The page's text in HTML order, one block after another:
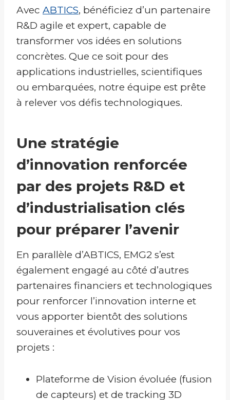
Avec ABTICS, bénéficiez d’un partenaire
R&D agile et expert, capable de
transformer vos idées en solutions
concrètes. Que ce soit pour des
applications industrielles, scientifiques
ou embarquées, notre équipe est prête
à relever vos défis technologiques.
Une stratégie
d’innovation renforcée
par des projets R&D et
d’industrialisation clés
pour préparer l’avenir
En parallèle d’ABTICS, EMG2 s’est
également engagé au côté d’autres
partenaires financiers et technologiques
pour renforcer l’innovation interne et
vous apporter bientôt des solutions
souveraines et évolutives pour vos
projets :
Plateforme de Vision évoluée (fusion
de capteurs) et de tracking 3D